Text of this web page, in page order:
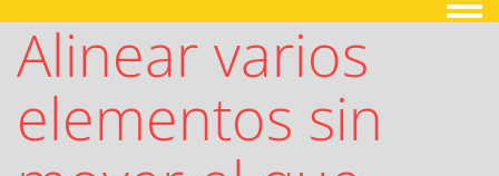
Alinear varios
elementos sin